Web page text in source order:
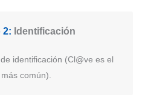
2: Identificación
identificación (Cl@ve es el
más común).